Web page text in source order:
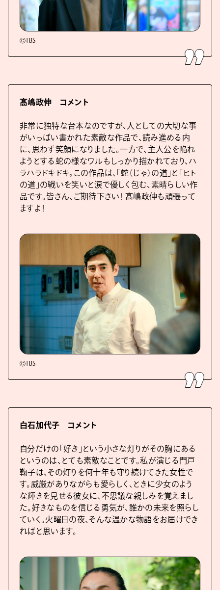
ⒸTBS
髙嶋政伸 コメント
非常に独特な台本なのですが、人としての大切な事
がいっぱい書かれた素敵な作品で、読み進める内
に、思わず笑顔になりました。一方で、主人公を陥れ
ようとする蛇の様なワルもしっかり描かれており、ハ
ラハラドキドキ。この作品は、「蛇（じゃ）の道」と「ヒト
の道」の戦いを笑いと涙で優しく包む、素晴らしい作
品です。皆さん、ご期待下さい！ 髙嶋政伸も頑張って
ますよ！
ⒸTBS
白石加代子 コメント
自分だけの「好き」という小さな灯りがその胸にある
というのは、とても素敵なことです。私が演じる門戸
鞠子は、その灯りを何十年も守り続けてきた女性で
す。威厳がありながらも愛らしく、ときに少女のよう
な輝きを見せる彼女に、不思議な親しみを覚えまし
た。好きなものを信じる勇気が、誰かの未来を照らし
ていく。火曜日の夜、そんな温かな物語をお届けでき
ればと思います。